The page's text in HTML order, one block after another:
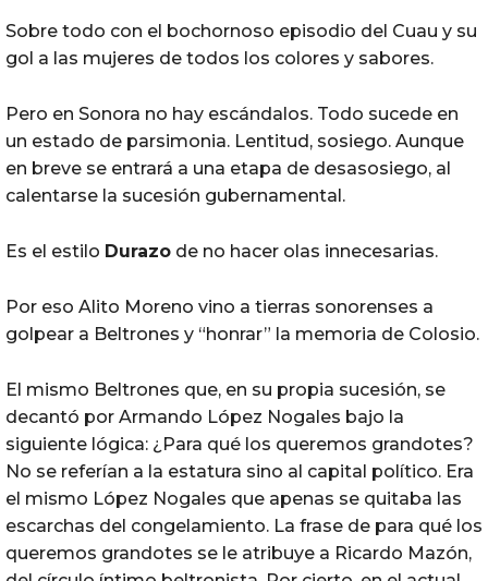
Sobre todo con el bochornoso episodio del Cuau y su
gol a las mujeres de todos los colores y sabores.
Pero en Sonora no hay escándalos. Todo sucede en
un estado de parsimonia. Lentitud, sosiego. Aunque
en breve se entrará a una etapa de desasosiego, al
calentarse la sucesión gubernamental.
Es el estilo Durazo de no hacer olas innecesarias.
Por eso Alito Moreno vino a tierras sonorenses a
golpear a Beltrones y “honrar” la memoria de Colosio.
El mismo Beltrones que, en su propia sucesión, se
decantó por Armando López Nogales bajo la
siguiente lógica: ¿Para qué los queremos grandotes?
No se referían a la estatura sino al capital político. Era
el mismo López Nogales que apenas se quitaba las
escarchas del congelamiento. La frase de para qué los
queremos grandotes se le atribuye a Ricardo Mazón,